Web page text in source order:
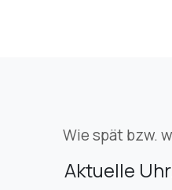
Wie spät bzw.
Aktuelle